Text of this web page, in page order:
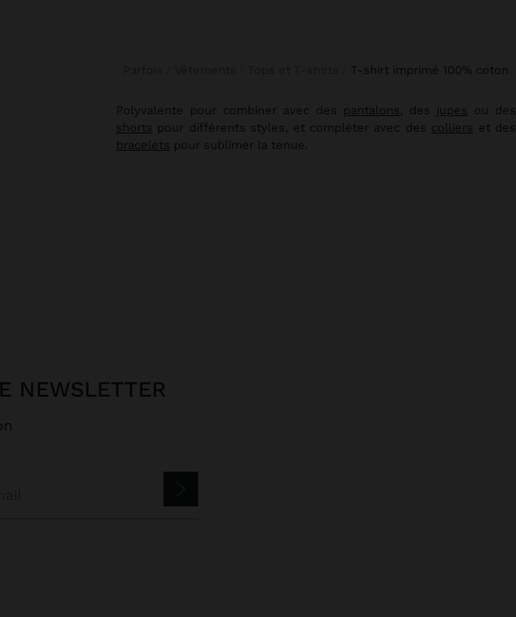
t-shirt imprimé 100% coton
Polyvalente pour combiner avec des pantalons, des jupes ou des
shorts pour différents styles, et compléter avec des colliers et des
bracelets pour sublimer la tenue.
NEWSLETTER